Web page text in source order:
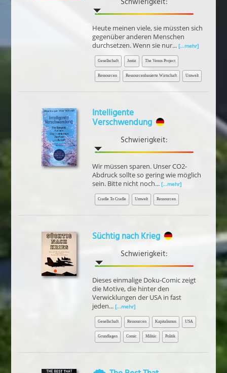
Heute meinen viele, sie müssten sich
gegenüber anderen Menschen
durchsetzen. Wenn sie nur... [...mehr]
Gesellschaft Justiz The Venus Project
Ressourcen Ressourcenbasierte Wirtschaft Umwelt
Intelligente
Verschwendung
Schwierigkeit:
Wir müssen sparen. Unser CO2-
Abdruck sollte so gering wie möglich
sein. Bitte nicht noch... [...mehr]
Cradle To Cradle Umwelt Ressourcen
Süchtig nach Krieg
Schwierigkeit:
Dieses einmalige Doku-Comic zeigt
die Motive, die hinter den
Verwicklungen der USA in fast
jeden... [...mehr]
Gesellschaft Ressourcen Kapitalismus USA
Grundlagen Comic Militär Politik